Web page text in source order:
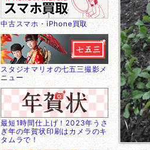
中古スマホ・iPhone買取
スタジオマリオの七五三撮影メ
ニュー
最短1時間仕上げ！2023年うさ
ぎ年の年賀状印刷はカメラのキ
タムラで！